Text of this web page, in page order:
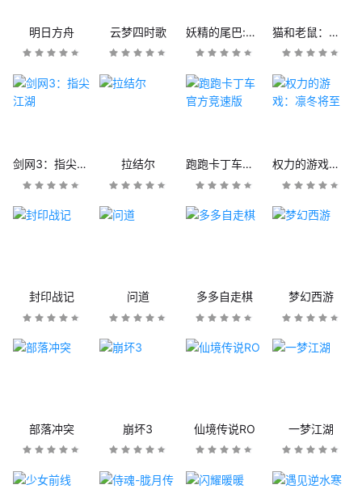
明日方舟 云梦四时歌 妖精的尾巴:魔导少年 猫和老鼠：欢乐互动
剑网3：指尖江湖 拉结尔 跑跑卡丁车官方竞速版 权力的游戏：凛冬将至
封印战记 问道 多多自走棋 梦幻西游
部落冲突 崩坏3 仙境传说RO 一梦江湖